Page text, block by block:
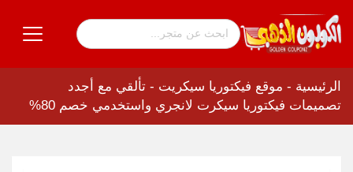
الرئيسية - موقع فيكتوريا سيكريت - تألقي مع أجدد
تصميمات فيكتوريا سيكرت لانجري واستخدمي خصم 80%